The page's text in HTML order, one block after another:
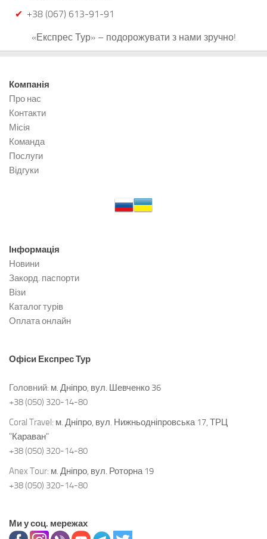
+38 (067) 613-91-91
«Експрес Тур» – подорожувати з нами зручно!
Компанія
Про нас
Контакти
Місія
Команда
Послуги
Відгуки
Інформація
Новини
Закорд. паспорти
Візи
Каталог турів
Оплата онлайн
Офіси Експрес Тур
Головний: м. Дніпро, вул. Шевченко 36
+38 (050) 320-14-80
Coral Travel: м. Дніпро, вул. Нижньодніпровська 17, ТРЦ
"Караван"
+38 (050) 320-14-80
Anex Tour: м. Дніпро, вул. Роторна 19
+38 (050) 320-14-80
Ми у соц. мережах